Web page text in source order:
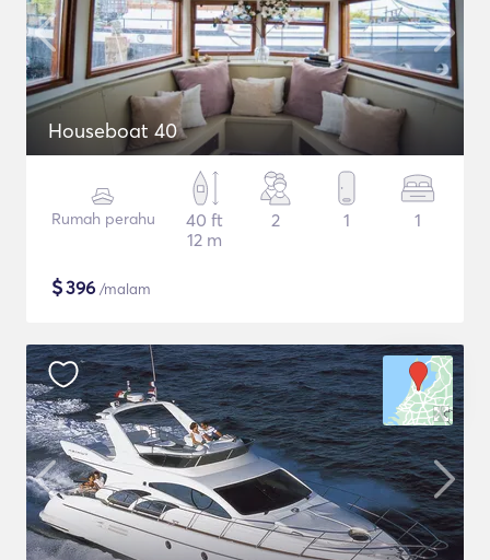
Houseboat 40
Rumah perahu
40 ft
12 m
2 1 1
$396 /malam